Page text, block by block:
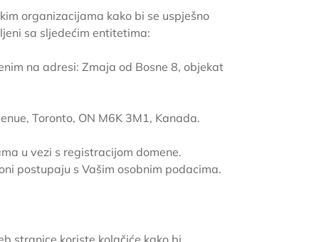
organizacijama kako bi se uspješno
sa sljedećim entitetima:
na adresi: Zmaja od Bosne 8, objekat
Toronto, ON M6K 3M1, Kanada.
u vezi s registracijom domene.
postupaju s Vašim osobnim podacima.
stranice koriste kolačiće kako bi